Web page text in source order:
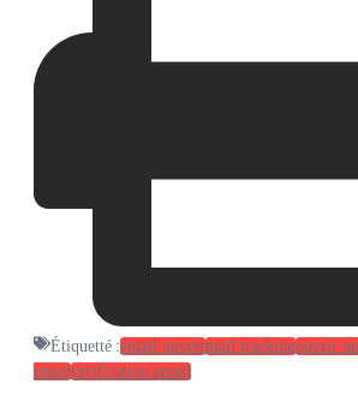
Étiquetté :email ouvertmail trackingouvrir
emailvérification email